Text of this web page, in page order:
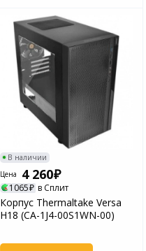
В наличии
Цена
4 260
1065 в Сплит
Корпус Thermaltake Versa
H18 (CA-1J4-00S1WN-00)